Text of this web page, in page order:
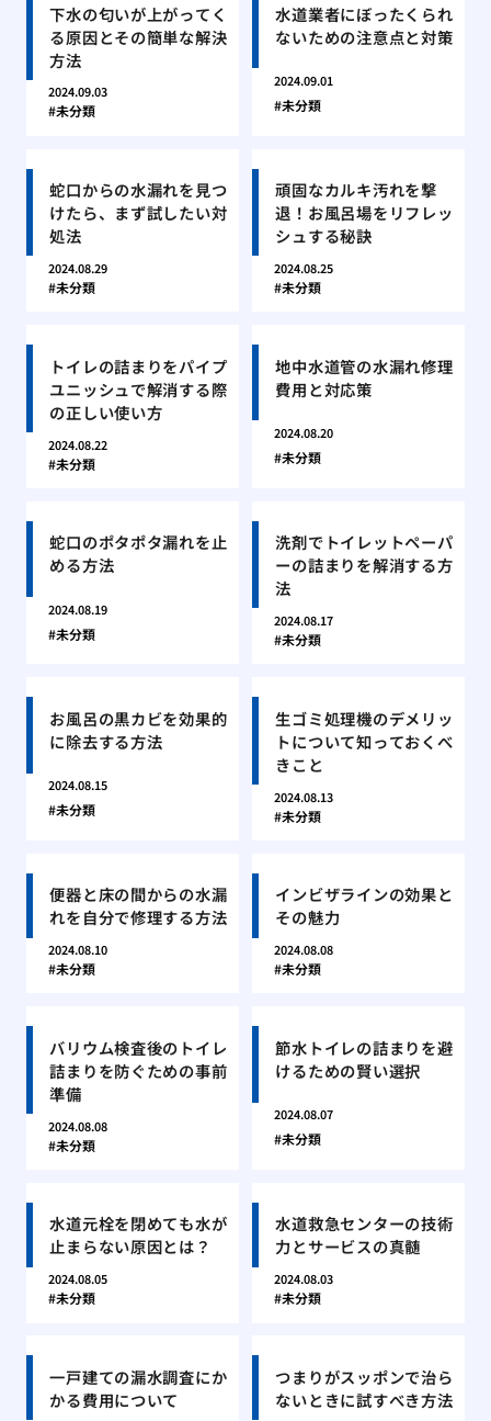
下水の匂いが上がってく
る原因とその簡単な解決
方法
2024.09.03
未分類
水道業者にぼったくられ
ないための注意点と対策
2024.09.01
未分類
蛇口からの水漏れを見つ
けたら、まず試したい対
処法
2024.08.29
未分類
頑固なカルキ汚れを撃
退！お風呂場をリフレッ
シュする秘訣
2024.08.25
未分類
トイレの詰まりをパイプ
ユニッシュで解消する際
の正しい使い方
2024.08.22
未分類
地中水道管の水漏れ修理
費用と対応策
2024.08.20
未分類
蛇口のポタポタ漏れを止
める方法
2024.08.19
未分類
洗剤でトイレットペーパ
ーの詰まりを解消する方
法
2024.08.17
未分類
お風呂の黒カビを効果的
に除去する方法
2024.08.15
未分類
生ゴミ処理機のデメリッ
トについて知っておくべ
きこと
2024.08.13
未分類
便器と床の間からの水漏
れを自分で修理する方法
2024.08.10
未分類
インビザラインの効果と
その魅力
2024.08.08
未分類
バリウム検査後のトイレ
詰まりを防ぐための事前
準備
2024.08.08
未分類
節水トイレの詰まりを避
けるための賢い選択
2024.08.07
未分類
水道元栓を閉めても水が
止まらない原因とは？
2024.08.05
未分類
水道救急センターの技術
力とサービスの真髄
2024.08.03
未分類
一戸建ての漏水調査にか
かる費用について
つまりがスッポンで治ら
ないときに試すべき方法